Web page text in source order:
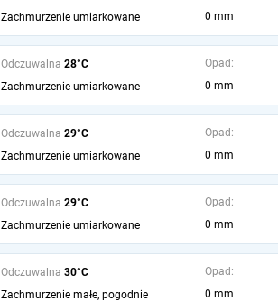
Zachmurzenie umiarkowane
0 mm
Odczuwalna 28°C
Zachmurzenie umiarkowane
Opad:
0 mm
Odczuwalna 29°C
Zachmurzenie umiarkowane
Opad:
0 mm
Odczuwalna 29°C
Zachmurzenie umiarkowane
Opad:
0 mm
Odczuwalna 30°C
Zachmurzenie małe, pogodnie
Opad:
0 mm